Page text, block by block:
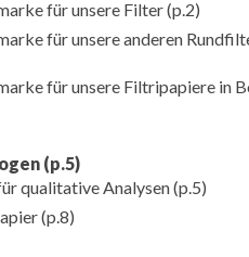
für unsere Filter(p.2)
für unsere anderen
für unsere Filtripapiere in
(p.5)
qualitative Analysen(p.5)
(p.8)